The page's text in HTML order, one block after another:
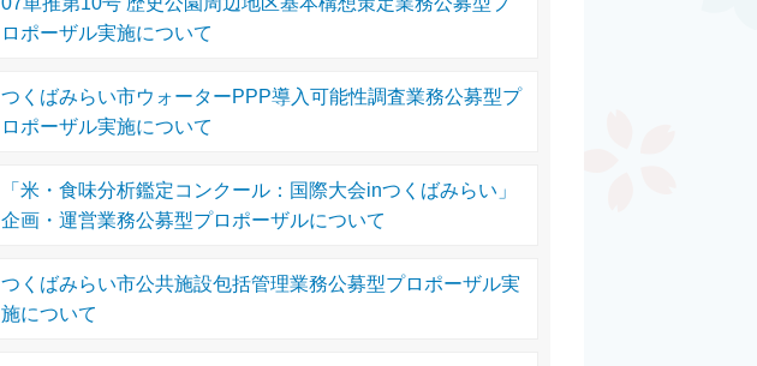
ロポーザル実施について
つくばみらい市ウォーターPPP導入可能性調査業務公募型プ
ロポーザル実施について
「米・食味分析鑑定コンクール：国際大会inつくばみらい」
企画・運営業務公募型プロポーザルについて
つくばみらい市公共施設包括管理業務公募型プロポーザル実
施について